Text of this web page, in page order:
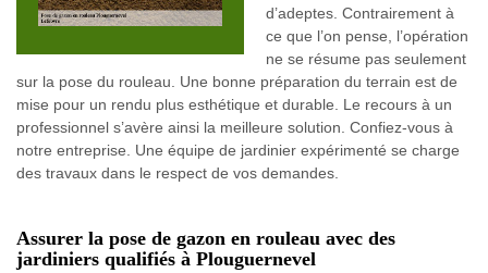
d’adeptes. Contrairement à
ce que l’on pense, l’opération
ne se résume pas seulement
sur la pose du rouleau. Une bonne préparation du terrain est de
mise pour un rendu plus esthétique et durable. Le recours à un
professionnel s’avère ainsi la meilleure solution. Confiez-vous à
notre entreprise. Une équipe de jardinier expérimenté se charge
des travaux dans le respect de vos demandes.
Assurer la pose de gazon en rouleau avec des
jardiniers qualifiés à Plouguernevel